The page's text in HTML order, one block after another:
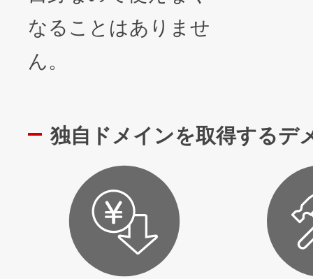
なることはありませ
ん。
独自ドメインを取得するデ